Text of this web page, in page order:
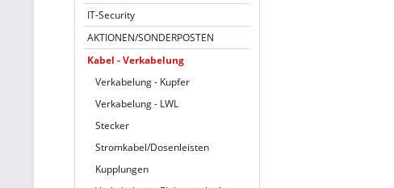
IT-Security
AKTIONEN/SONDERPOSTEN
Kabel - Verkabelung
Verkabelung - Kupfer
Verkabelung - LWL
Stecker
Stromkabel/Dosenleisten
Kupplungen